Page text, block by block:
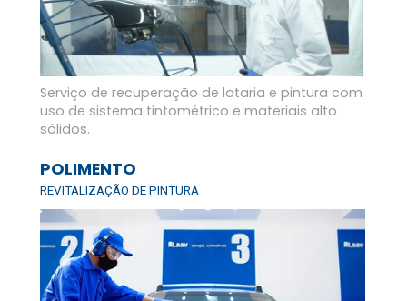
POLIMENTO
REVITALIZAÇÃO DE PINTURA
Serviço de recuperação de lataria e pintura com
uso de sistema tintométrico e materiais alto
sólidos.